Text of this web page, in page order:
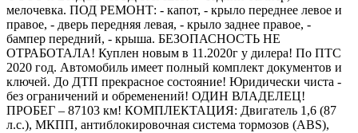
мелочевка. ПОД РЕМОНТ: - капот, - крыло переднее левое и
правое, - дверь передняя левая, - крыло заднее правое, -
бампер передний, - крыша. БЕЗОПАСНОСТЬ НЕ
ОТРАБОТАЛА! Куплен новым в 11.2020г у дилера! По ПТС
2020 год. Автомобиль имеет полный комплект документов и
ключей. До ДТП прекрасное состояние! Юридически чиста -
без ограничений и обременений! ОДИН ВЛАДЕЛЕЦ!
ПРОБЕГ – 87103 км! КОМПЛЕКТАЦИЯ: Двигатель 1,6 (87
л.с.), МКПП, антиблокировочная система тормозов (ABS),